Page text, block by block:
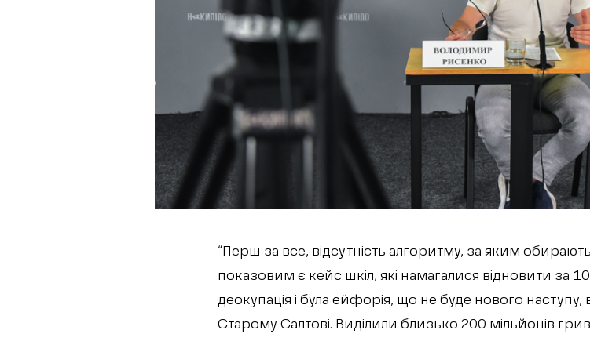
“Перш за все, відсутність алгоритму, за яким
показовим є кейс шкіл, які намагалися відновити за
деокупація і була ейфорія, що не буде нового
Старому Салтові. Виділили близько 200 мільйонів